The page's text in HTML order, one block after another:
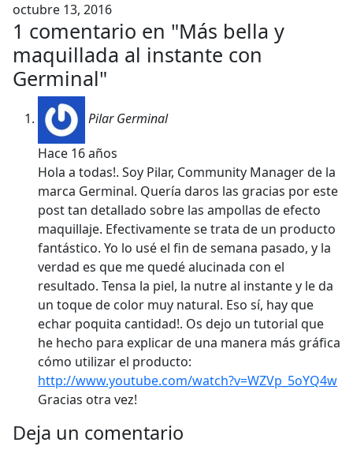
octubre 13, 2016
1 comentario en "Más bella y
maquillada al instante con
Germinal"
Pilar Germinal
Hace 16 años
Hola a todas!. Soy Pilar, Community Manager de la
marca Germinal. Quería daros las gracias por este
post tan detallado sobre las ampollas de efecto
maquillaje. Efectivamente se trata de un producto
fantástico. Yo lo usé el fin de semana pasado, y la
verdad es que me quedé alucinada con el
resultado. Tensa la piel, la nutre al instante y le da
un toque de color muy natural. Eso sí, hay que
echar poquita cantidad!. Os dejo un tutorial que
he hecho para explicar de una manera más gráfica
cómo utilizar el producto:
http://www.youtube.com/watch?v=WZVp_5oYQ4w
Gracias otra vez!
Deja un comentario